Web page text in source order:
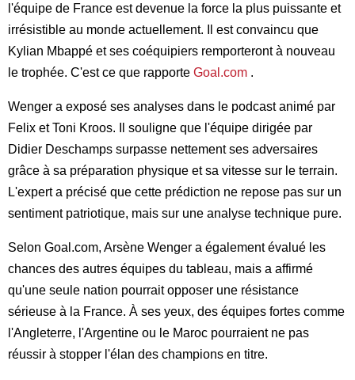
l'équipe de France est devenue la force la plus puissante et
irrésistible au monde actuellement. Il est convaincu que
Kylian Mbappé et ses coéquipiers remporteront à nouveau
le trophée. C'est ce que rapporte Goal.com .
Wenger a exposé ses analyses dans le podcast animé par
Felix et Toni Kroos. Il souligne que l'équipe dirigée par
Didier Deschamps surpasse nettement ses adversaires
grâce à sa préparation physique et sa vitesse sur le terrain.
L'expert a précisé que cette prédiction ne repose pas sur un
sentiment patriotique, mais sur une analyse technique pure.
Selon Goal.com, Arsène Wenger a également évalué les
chances des autres équipes du tableau, mais a affirmé
qu'une seule nation pourrait opposer une résistance
sérieuse à la France. À ses yeux, des équipes fortes comme
l'Angleterre, l'Argentine ou le Maroc pourraient ne pas
réussir à stopper l'élan des champions en titre.